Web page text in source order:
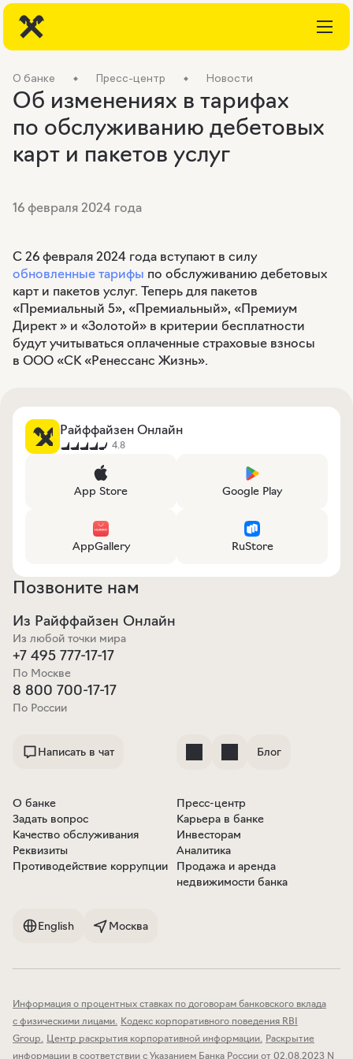
О банке Пресс-центр Новости
Об изменениях в тарифах
по обслуживанию дебетовых
карт и пакетов услуг
16 февраля 2024 года
С 26 февраля 2024 года вступают в силу
обновленные тарифы по обслуживанию дебетовых
карт и пакетов услуг. Теперь для пакетов
«Премиальный 5», «Премиальный», «Премиум
Директ » и «Золотой» в критерии бесплатности
будут учитываться оплаченные страховые взносы
в ООО «СК «Ренессанс Жизнь».
Райффайзен Онлайн
4.8
App Store Google Play
AppGallery RuStore
Позвоните нам
Из Райффайзен Онлайн
Из любой точки мира
+7 495 777-17-17
По Москве
8 800 700-17-17
По России
Написать в чат Блог
О банке
Задать вопрос
Качество обслуживания
Реквизиты
Противодействие коррупции
Пресс-центр
Карьера в банке
Инвесторам
Аналитика
Продажа и аренда
недвижимости банка
English Москва
Информация о процентных ставках по договорам банковского вклада
с физическими лицами. Кодекс корпоративного поведения RBI
Group. Центр раскрытия корпоративной информации. Раскрытие
информации в соответствии с Указанием Банка России от 02.08.2023 N